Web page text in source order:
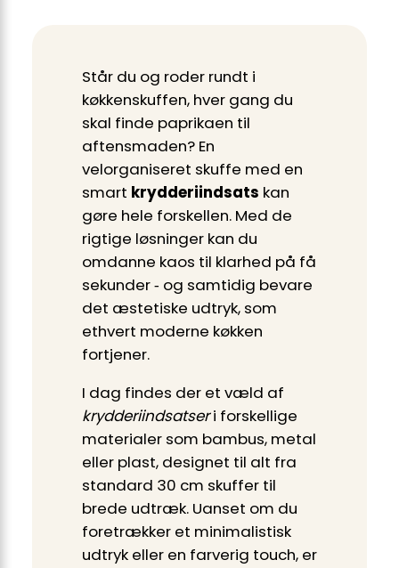
Står du og roder rundt i
køkkenskuffen, hver gang du
skal finde paprikaen til
aftensmaden? En
velorganiseret skuffe med en
smart krydderiindsats kan
gøre hele forskellen. Med de
rigtige løsninger kan du
omdanne kaos til klarhed på få
sekunder ‑ og samtidig bevare
det æstetiske udtryk, som
ethvert moderne køkken
fortjener.
I dag findes der et væld af
krydderiindsatseri forskellige
materialer som bambus, metal
eller plast, designet til alt fra
standard 30 cm skuffer til
brede udtræk. Uanset om du
foretrækker et minimalistisk
udtryk eller en farverig touch, er